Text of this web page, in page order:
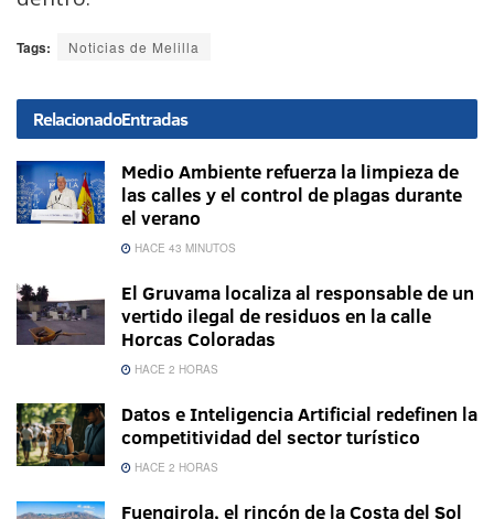
Tags: Noticias de Melilla
RelacionadoEntradas
Medio Ambiente refuerza la limpieza de
las calles y el control de plagas durante
el verano
HACE 43 MINUTOS
El Gruvama localiza al responsable de un
vertido ilegal de residuos en la calle
Horcas Coloradas
HACE 2 HORAS
Datos e Inteligencia Artificial redefinen la
competitividad del sector turístico
HACE 2 HORAS
Fuengirola, el rincón de la Costa del Sol